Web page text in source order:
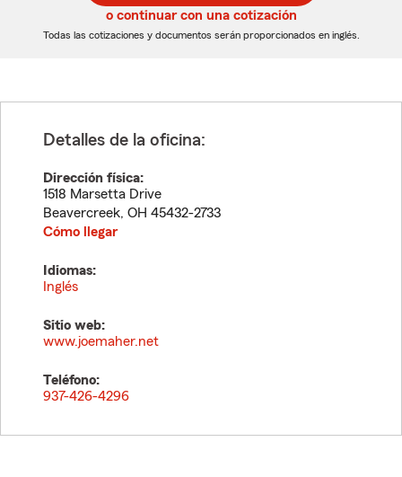
5
dígitos
5
dígitos
o continuar con una cotización
Todas las cotizaciones y documentos serán proporcionados en inglés.
Detalles de la oficina:
Dirección física:
1518 Marsetta Drive
Beavercreek, OH 45432-2733
Cómo llegar
Idiomas:
Inglés
Sitio web:
www.joemaher.net
Teléfono:
937-426-4296